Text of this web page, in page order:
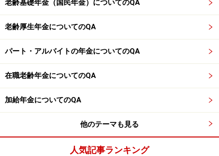
・勤め先に突発的な大口案件が入った
・勤め先の注文が大幅に増加した
・勤め先で突然の退職者や休職者が出た
このような時にパート収入が増えてしまった時は、「一
の事業主の証明をもらうことができれば、被扶養者のま
までいられる措置を行っています。
【関連記事をチェック】
老齢基礎年金（国民年金）についてのQA
老齢厚生年金についてのQA
パート・アルバイトの年金についてのQA
在職老齢年金についてのQA
加給年金についてのQA
他のテーマも見る
人気記事ランキング